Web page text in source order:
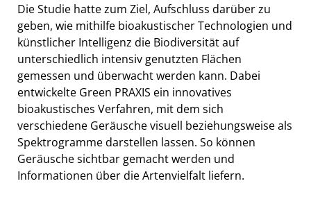
Die Studie hatte zum Ziel, Aufschluss darüber zu
geben, wie mithilfe bioakustischer Technologien und
künstlicher Intelligenz die Biodiversität auf
unterschiedlich intensiv genutzten Flächen
gemessen und überwacht werden kann. Dabei
entwickelte Green PRAXIS ein innovatives
bioakustisches Verfahren, mit dem sich
verschiedene Geräusche visuell beziehungsweise als
Spektrogramme darstellen lassen. So können
Geräusche sichtbar gemacht werden und
Informationen über die Artenvielfalt liefern.